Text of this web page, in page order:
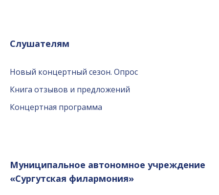
Слушателям
Новый концертный сезон. Опрос
Книга отзывов и предложений
Концертная программа
Муниципальное автономное учреждение
«Сургутская филармония»